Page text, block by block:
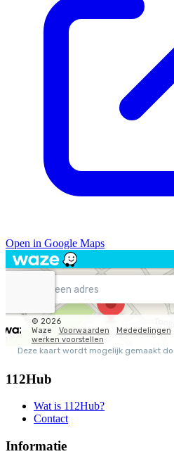
Open in Google Maps
112Hub
Wat is 112Hub?
Contact
Informatie